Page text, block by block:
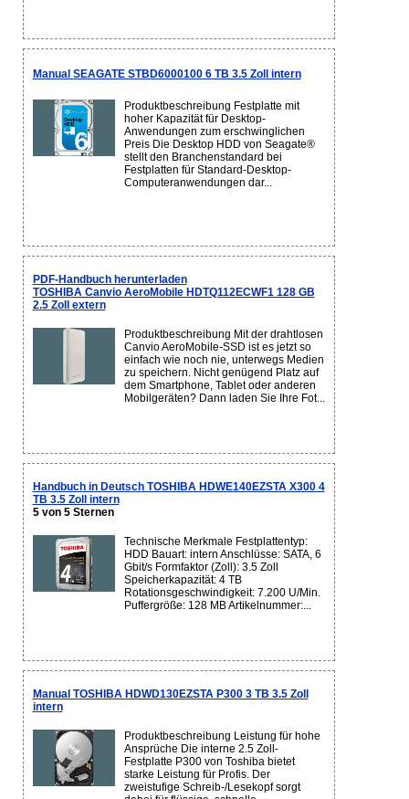
Manual SEAGATE STBD6000100 6 TB 3.5 Zoll intern
Produktbeschreibung Festplatte mit
hoher Kapazität für Desktop-
Anwendungen zum erschwinglichen
Preis Die Desktop HDD von Seagate®
stellt den Branchenstandard bei
Festplatten für Standard-Desktop-
Computeranwendungen dar...
PDF-Handbuch herunterladen
TOSHIBA Canvio AeroMobile HDTQ112ECWF1 128 GB
2.5 Zoll extern
Produktbeschreibung Mit der drahtlosen
Canvio AeroMobile-SSD ist es jetzt so
einfach wie noch nie, unterwegs Medien
zu speichern. Nicht genügend Platz auf
dem Smartphone, Tablet oder anderen
Mobilgeräten? Dann laden Sie Ihre Fot...
Handbuch in Deutsch TOSHIBA HDWE140EZSTA X300 4
TB 3.5 Zoll intern
5 von 5 Sternen
Technische Merkmale Festplattentyp:
HDD Bauart: intern Anschlüsse: SATA, 6
Gbit/s Formfaktor (Zoll): 3.5 Zoll
Speicherkapazität: 4 TB
Rotationsgeschwindigkeit: 7.200 U/Min.
Puffergröße: 128 MB Artikelnummer:...
Manual TOSHIBA HDWD130EZSTA P300 3 TB 3.5 Zoll
intern
Produktbeschreibung Leistung für hohe
Ansprüche Die interne 2.5 Zoll-
Festplatte P300 von Toshiba bietet
starke Leistung für Profis. Der
zweistufige Schreib-/Lesekopf sorgt